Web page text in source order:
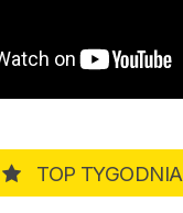
TOP TYGODNIA